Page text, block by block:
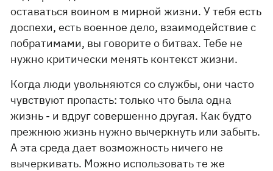
оставаться воином в мирной жизни. У тебя есть
доспехи, есть военное дело, взаимодействие с
побратимами, вы говорите о битвах. Тебе не
нужно критически менять контекст жизни.
Когда люди увольняются со службы, они часто
чувствуют пропасть: только что была одна
жизнь - и вдруг совершенно другая. Как будто
прежнюю жизнь нужно вычеркнуть или забыть.
А эта среда дает возможность ничего не
вычеркивать. Можно использовать те же